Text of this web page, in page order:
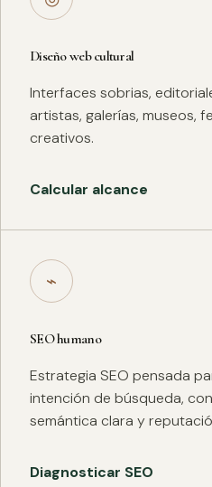
Diseño web cultural
Interfaces sobrias,
artistas, galerías, museos,
creativos.
Calcular alcance
⌁
SEO humano
Estrategia SEO pensada
intención de búsqueda,
semántica clara y
Diagnosticar SEO